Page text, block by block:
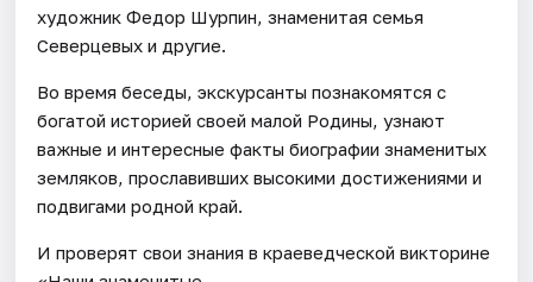
художник Федор Шурпин, знаменитая семья
Северцевых и другие.
Во время беседы, экскурсанты познакомятся с
богатой историей своей малой Родины, узнают
важные и интересные факты биографии знаменитых
земляков, прославивших высокими достижениями и
подвигами родной край.
И проверят свои знания в краеведческой викторине